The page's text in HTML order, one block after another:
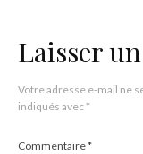
Laisser
Votre adresse e-mail ne
indiqués avec*
Commentaire*